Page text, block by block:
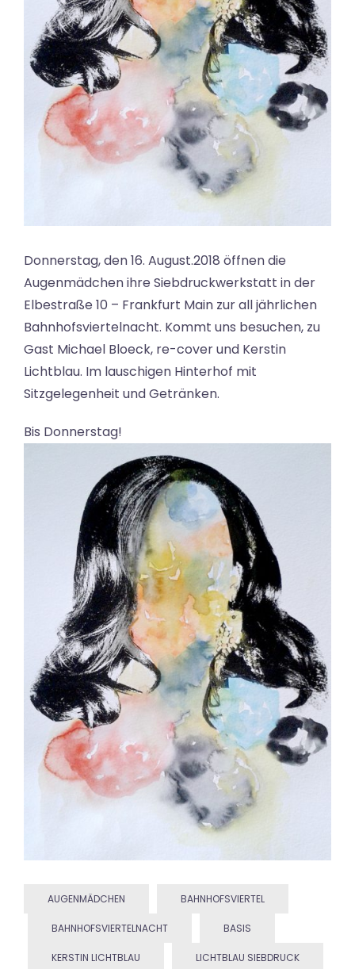
Donnerstag, den 16. August.2018 öffnen die
Augenmädchen ihre Siebdruckwerkstatt in der
Elbestraße 10 – Frankfurt Main zur all jährlichen
Bahnhofsviertelnacht. Kommt uns besuchen, zu
Gast Michael Bloeck, re-cover und Kerstin
Lichtblau. Im lauschigen Hinterhof mit
Sitzgelegenheit und Getränken.
Bis Donnerstag!
AUGENMÄDCHEN BAHNHOFSVIERTEL
BAHNHOFSVIERTELNACHT BASIS
KERSTIN LICHTBLAU LICHTBLAU SIEBDRUCK